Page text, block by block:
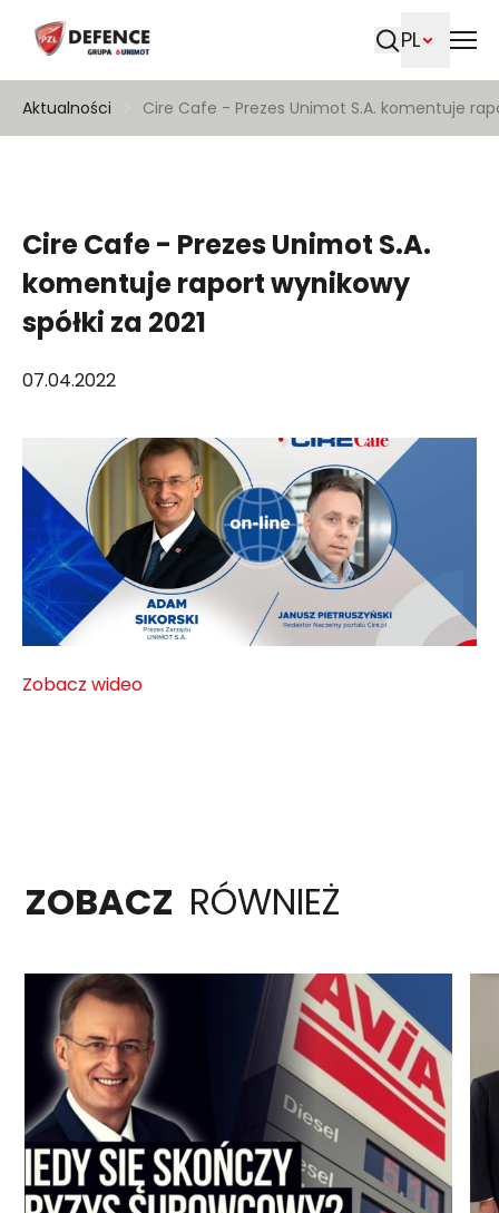
PL
Aktualności Cire Cafe - Prezes Unimot S.A. komentuje
Cire Cafe - Prezes Unimot S.A.
komentuje raport wynikowy
spółki za 2021
07.04.2022
Zobacz wideo
ZOBACZ RÓWNIEŻ